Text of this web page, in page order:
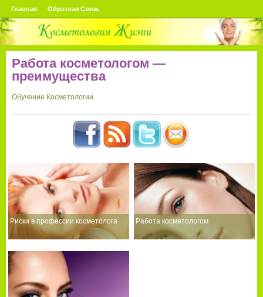
Главная Обратная Связь
Работа косметологом —
преимущества
Обучение Косметологии
Риски в профессии косметолога Работа косметологом